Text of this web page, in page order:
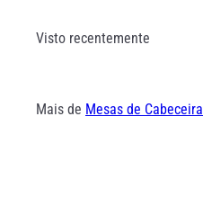
Visto recentemente
Mais de Mesas de Cabeceira